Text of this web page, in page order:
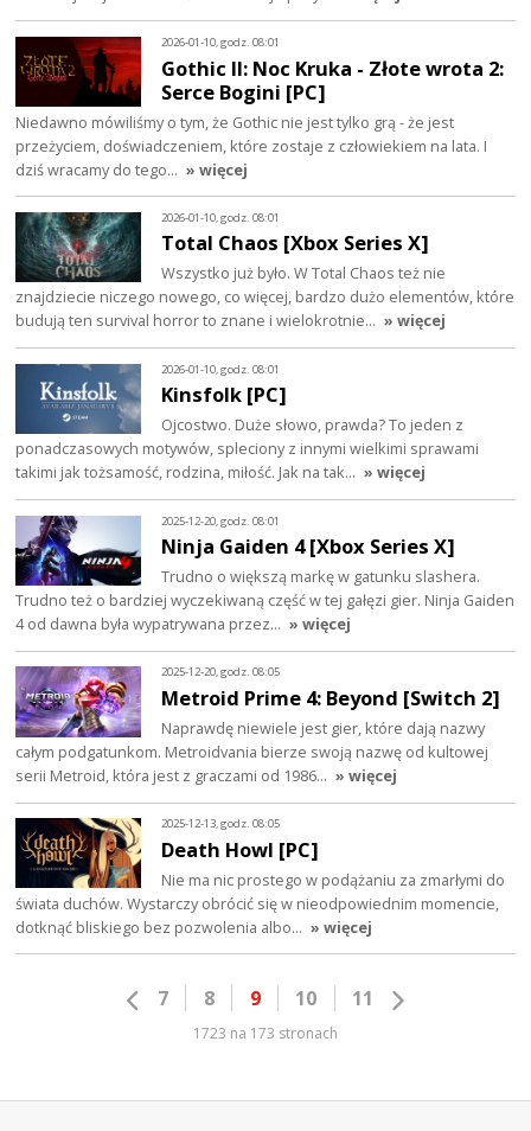
2026-01-10, godz. 08:01
Gothic II: Noc Kruka - Złote wrota 2:
Serce Bogini [PC]
Niedawno mówiliśmy o tym, że Gothic nie jest tylko grą - że jest
przeżyciem, doświadczeniem, które zostaje z człowiekiem na lata. I
dziś wracamy do tego… » więcej
2026-01-10, godz. 08:01
Total Chaos [Xbox Series X]
Wszystko już było. W Total Chaos też nie
znajdziecie niczego nowego, co więcej, bardzo dużo elementów, które
budują ten survival horror to znane i wielokrotnie… » więcej
2026-01-10, godz. 08:01
Kinsfolk [PC]
Ojcostwo. Duże słowo, prawda? To jeden z
ponadczasowych motywów, spleciony z innymi wielkimi sprawami
takimi jak tożsamość, rodzina, miłość. Jak na tak… » więcej
2025-12-20, godz. 08:01
Ninja Gaiden 4 [Xbox Series X]
Trudno o większą markę w gatunku slashera.
Trudno też o bardziej wyczekiwaną część w tej gałęzi gier. Ninja Gaiden
4 od dawna była wypatrywana przez… » więcej
2025-12-20, godz. 08:05
Metroid Prime 4: Beyond [Switch 2]
Naprawdę niewiele jest gier, które dają nazwy
całym podgatunkom. Metroidvania bierze swoją nazwę od kultowej
serii Metroid, która jest z graczami od 1986… » więcej
2025-12-13, godz. 08:05
Death Howl [PC]
Nie ma nic prostego w podążaniu za zmarłymi do
świata duchów. Wystarczy obrócić się w nieodpowiednim momencie,
dotknąć bliskiego bez pozwolenia albo… » więcej
7 8 9 10 11
1723 na 173 stronach